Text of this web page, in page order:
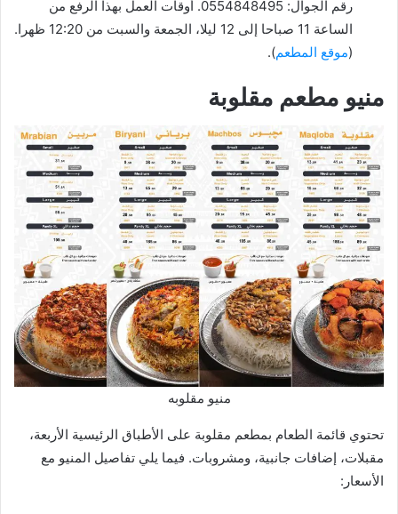
رقم الجوال: 0554848495. أوقات العمل بهذا الرفع من
الساعة 11 صباحا إلى 12 ليلا، الجمعة والسبت من 12:20 ظهرا.
(موقع المطعم).
منيو مطعم مقلوبة
منيو مقلوبه
تحتوي قائمة الطعام بمطعم مقلوبة على الأطباق الرئيسية الأربعة،
مقبلات، إضافات جانبية، ومشروبات. فيما يلي تفاصيل المنيو مع
الأسعار: